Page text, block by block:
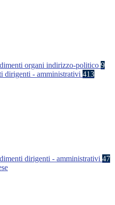
organi indirizzo-politico 9
dirigenti - amministrativi 413
dirigenti - amministrativi 47